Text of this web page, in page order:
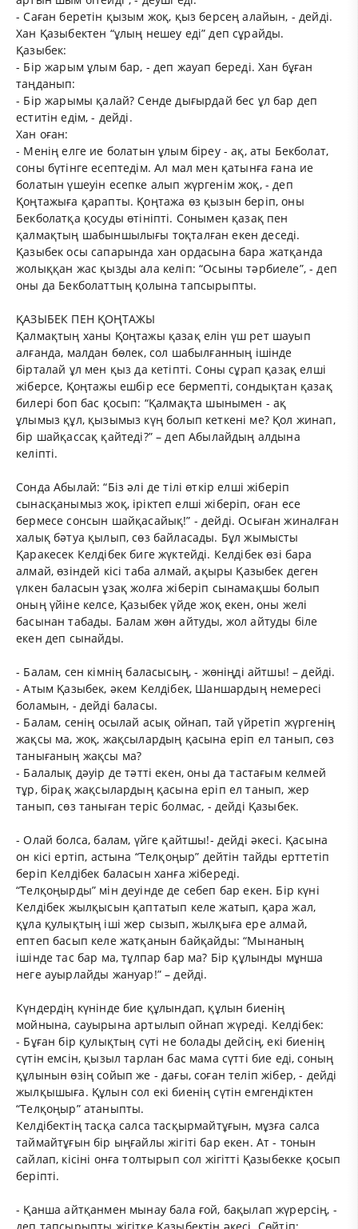
- Саған беретін қызым жоқ, қыз берсең алайын, - дейді.
Хан Қазыбектен “ұлың нешеу еді” деп сұрайды.
Қазыбек:
- Бір жарым ұлым бар, - деп жауап береді. Хан бұған
таңданып:
- Бір жарымы қалай? Сенде дығырдай бес ұл бар деп
еститін едім, - дейді.
Хан оған:
- Менің елге ие болатын ұлым біреу - ақ, аты Бекболат,
соны бүтінге есептедім. Ал мал мен қатынға ғана ие
болатын үшеуін есепке алып жүргенім жоқ, - деп
Қоңтажыға қарапты. Қоңтажа өз қызын беріп, оны
Бекболатқа қосуды өтініпті. Сонымен қазақ пен
қалмақтың шабыншылығы тоқталған екен деседі.
Қазыбек осы сапарында хан ордасына бара жатқанда
жолыққан жас қызды ала келіп: “Осыны тәрбиеле”, - деп
оны да Бекболаттың қолына тапсырыпты.
ҚАЗЫБЕК ПЕН ҚОҢТАЖЫ
Қалмақтың ханы Қоңтажы қазақ елін үш рет шауып
алғанда, малдан бөлек, сол шабылғанның ішінде
бірталай ұл мен қыз да кетіпті. Соны сұрап қазақ елші
жіберсе, Қоңтажы ешбір есе бермепті, сондықтан қазақ
билері боп бас қосып: “Қалмақта шынымен - ақ
ұлымыз құл, қызымыз күң болып кеткені ме? Қол жинап,
бір шайқассақ қайтеді?” – деп Абылайдың алдына
келіпті.
Сонда Абылай: “Біз әлі де тілі өткір елші жіберіп
сынасқанымыз жоқ, іріктеп елші жіберіп, оған есе
бермесе сонсын шайқасайық!” - дейді. Осыған жиналған
халық бәтуа қылып, сөз байласады. Бұл жымысты
Қаракесек Келдібек биге жүктейді. Келдібек өзі бара
алмай, өзіндей кісі таба алмай, ақыры Қазыбек деген
үлкен баласын ұзақ жолға жіберіп сынамақшы болып
оның үйіне келсе, Қазыбек үйде жоқ екен, оны желі
басынан табады. Балам жөн айтуды, жол айтуды біле
екен деп сынайды.
- Балам, сен кімнің баласысың, - жөніңді айтшы! – дейді.
- Атым Қазыбек, әкем Келдібек, Шаншардың немересі
боламын, - дейді баласы.
- Балам, сенің осылай асық ойнап, тай үйретіп жүргенің
жақсы ма, жоқ, жақсылардың қасына еріп ел танып, сөз
танығаның жақсы ма?
- Балалық дәуір де тәтті екен, оны да тастағым келмей
тұр, бірақ жақсылардың қасына еріп ел танып, жер
танып, сөз таныған теріс болмас, - дейді Қазыбек.
- Олай болса, балам, үйге қайтшы!- дейді әкесі. Қасына
он кісі ертіп, астына “Телқоңыр” дейтін тайды ерттетіп
беріп Келдібек баласын ханға жібереді.
“Телқоңырды” мін деуінде де себеп бар екен. Бір күні
Келдібек жылқысын қаптатып келе жатып, қара жал,
құла қулықтың іші жер сызып, жылқыға ере алмай,
ептеп басып келе жатқанын байқайды: “Мынаның
ішінде тас бар ма, тұлпар бар ма? Бір құлынды мұнша
неге ауырлайды жануар!” – дейді.
Күндердің күнінде бие құлындап, құлын биенің
мойнына, сауырына артылып ойнап жүреді. Келдібек:
- Бұған бір қулықтың сүті не болады дейсің, екі биенің
сүтін емсін, қызыл тарлан бас мама сүтті бие еді, соның
құлынын өзің сойып же - дағы, соған теліп жібер, - дейді
жылқышыға. Құлын сол екі биенің сүтін емгендіктен
“Телқоңыр” атаныпты.
Келдібектің тасқа салса тасқырмайтұғын, мұзға салса
таймайтұғын бір ыңғайлы жігіті бар екен. Ат - тонын
сайлап, кісіні онға толтырып сол жігітті Қазыбекке қосып
беріпті.
- Қанша айтқанмен мынау бала ғой, бақылап жүрерсің, -
деп тапсырыпты жігітке Қазыбектің әкесі. Сөйтіп: